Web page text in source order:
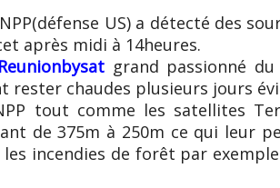
US) a détecté des
après midi à 14heures.
grand passionné
rester chaudes plusieurs jours
tout comme les satellites
de 375m à 250m ce qui leur
incendies de forêt par